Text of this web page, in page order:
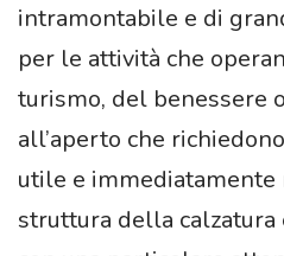
intramontabile e di
per le attività che
turismo, del benessere
all’aperto che
utile e immediatamente
struttura della calzatura